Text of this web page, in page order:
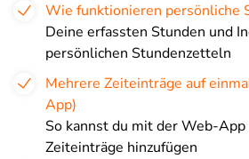
Wie funktionieren persönliche
Deine erfassten Stunden und
persönlichen Stundenzetteln
Mehrere Zeiteinträge auf
App)
So kannst du mit der Web-
Zeiteinträge hinzufügen